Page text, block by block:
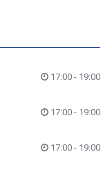
17:00 - 19:00
17:00 - 19:00
17:00 - 19:00